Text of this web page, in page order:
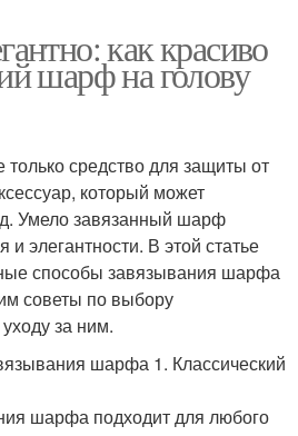
как красиво
шарф на голову
средство для защиты от
который может
Умело завязанный шарф
и элегантности. В этой статье
способы завязывания шарфа
советы по выбору
за ним.
шарфа 1. Классический
шарфа подходит для любого